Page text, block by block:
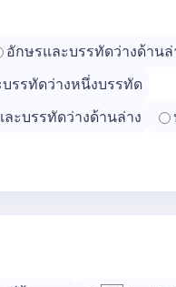
อักษรและบรรทัดว่างด้านล่
รรทัดว่างหนึ่งบรรทัด
ละบรรทัดว่างด้านล่าง